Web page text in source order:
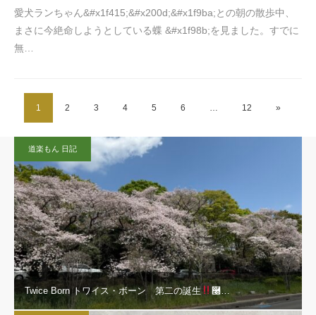
愛犬ランちゃん&#x1f415;&#x200d;&#x1f9ba;との朝の散歩中、
まさに今絶命しようとしている蝶 &#x1f98b;を見ました。すでに
無…
1 2 3 4 5 6 … 12 »
道楽もん 日記
Twice Born トワイス・ボーン 第二の誕生 ࿠…